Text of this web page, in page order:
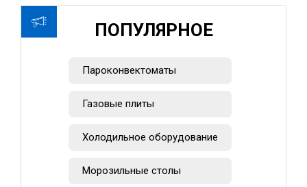
ПОПУЛЯРНОЕ
Пароконвектоматы
Газовые плиты
Холодильное оборудование
Морозильные столы